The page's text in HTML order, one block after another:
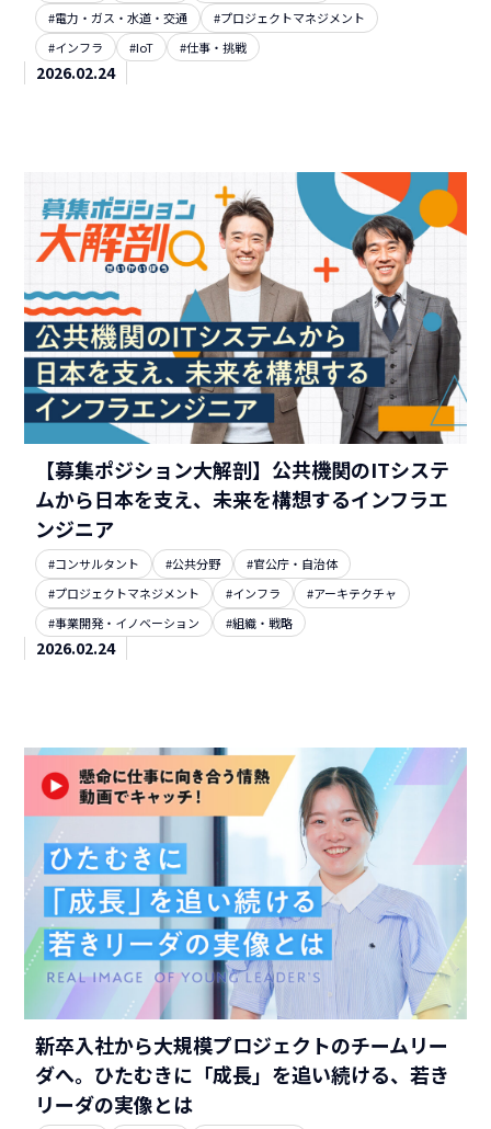
#電力・ガス・水道・交通
#プロジェクトマネジメント
#インフラ
#IoT #仕事・挑戦
2026.02.24
【募集ポジション大解剖】公共機関のITシステ
ムから日本を支え、未来を構想するインフラエ
ンジニア
#コンサルタント #公共分野
#官公庁・自治体
#プロジェクトマネジメント
#インフラ
#アーキテクチャ
#事業開発・イノベーション
#組織・戦略
2026.02.24
新卒入社から大規模プロジェクトのチームリー
ダへ。ひたむきに「成長」を追い続ける、若き
リーダの実像とは